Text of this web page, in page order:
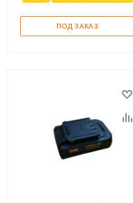
ПОД ЗАКАЗ